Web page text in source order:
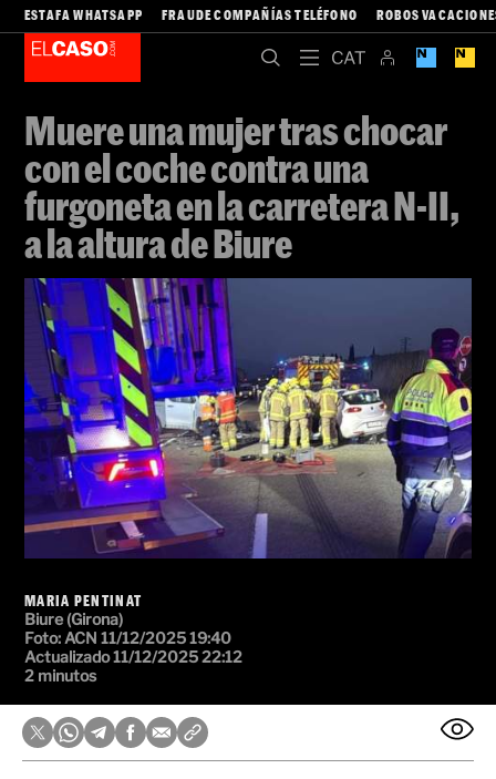
ESTAFA WHATSAPP FRAUDE COMPAÑÍAS TELÉFONO ROBOS
Muere una mujer tras chocar
con el coche contra una
furgoneta en la carretera N-II,
a la altura de Biure
MARIA PENTINAT
Biure (Girona)
Foto: ACN 11/12/2025 19:40
Actualizado 11/12/2025 22:12
2 minutos